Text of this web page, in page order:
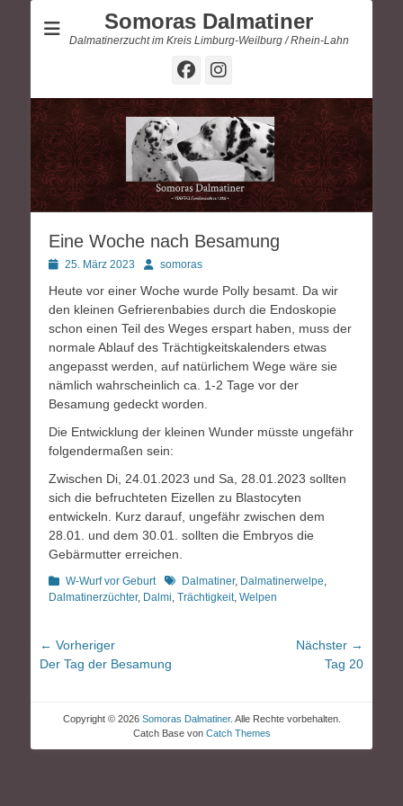
Somoras Dalmatiner
Dalmatinerzucht im Kreis Limburg-Weilburg / Rhein-Lahn
Facebook
Instagram
Eine Woche nach Besamung
Posted25. März 2023 Autorsomoras
Heute vor einer Woche wurde Polly besamt. Da wir
den kleinen Gefrierenbabies durch die Endoskopie
schon einen Teil des Weges erspart haben, muss der
normale Ablauf des Trächtigkeitskalenders etwas
angepasst werden, auf natürlichem Wege wäre sie
nämlich wahrscheinlich ca. 1-2 Tage vor der
Besamung gedeckt worden.
Die Entwicklung der kleinen Wunder müsste ungefähr
folgendermaßen sein:
Zwischen Di, 24.01.2023 und Sa, 28.01.2023 sollten
sich die befruchteten Eizellen zu Blastocyten
entwickeln. Kurz darauf, ungefähr zwischen dem
28.01. und dem 30.01. sollten die Embryos die
Gebärmutter erreichen.
Kategorien
W-Wurf vor Geburt Schlagworte
Dalmatiner, Dalmatinerwelpe
Dalmatinerzüchter, Dalmi Trächtigkeit, Welpen
Beitragsnavigation
← Vorheriger
Vorheriger
Der Tag der Besamung
Nächster →
Tag 20
Copyright © 2026 Somoras Dalmatiner. Alle Rechte vorbehalten.
Catch Base von Catch Themes